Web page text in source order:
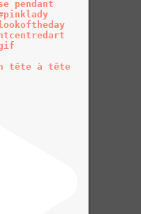
tête à tête